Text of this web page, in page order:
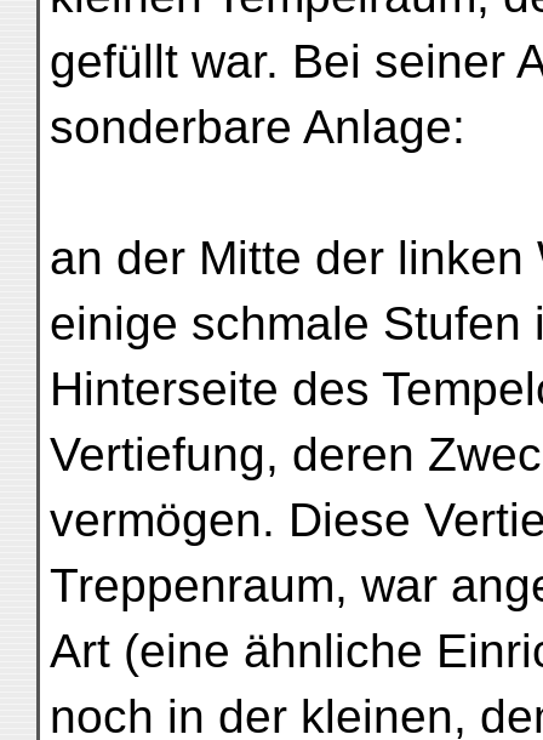
gefüllt war. Bei seiner
sonderbare Anlage:
an der Mitte der
einige schmale
Hinterseite des
Vertiefung, deren
vermögen. Diese
Treppenraum, war
Art (eine ähnliche
noch in der kleinen,